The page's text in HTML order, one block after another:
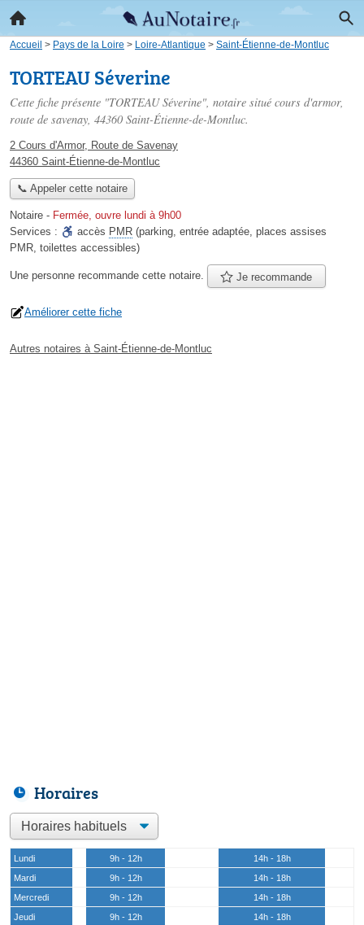
Accueil > Pays de la Loire > Loire-Atlantique > Saint-Étienne-de-Montluc
TORTEAU Séverine
Cette fiche présente "TORTEAU Séverine", notaire situé cours d'armor,
route de savenay, 44360 Saint-Étienne-de-Montluc.
2 Cours d'Armor, Route de Savenay
44360 Saint-Étienne-de-Montluc
📞 Appeler cette notaire
Notaire - Fermée, ouvre lundi à 9h00
Services :
accès PMR (parking, entrée adaptée, places assises
PMR, toilettes accessibles)
Une personne recommande cette notaire. Je recommande
Améliorer cette fiche
Autres notaires à Saint-Étienne-de-Montluc
Horaires
Lundi 9h - 12h
14h - 18h
Mardi
9h - 12h
14h - 18h
Mercredi
9h - 12h
14h - 18h
Jeudi
9h - 12h
14h - 18h